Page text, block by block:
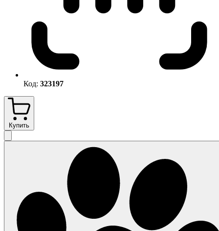
Код: 323197
Купить